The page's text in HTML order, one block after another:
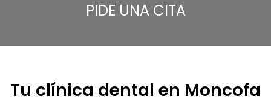
PIDE UNA CITA
Tu clínica dental en Moncofa